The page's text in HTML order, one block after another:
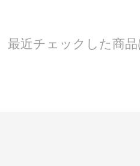
最近チェックした商品